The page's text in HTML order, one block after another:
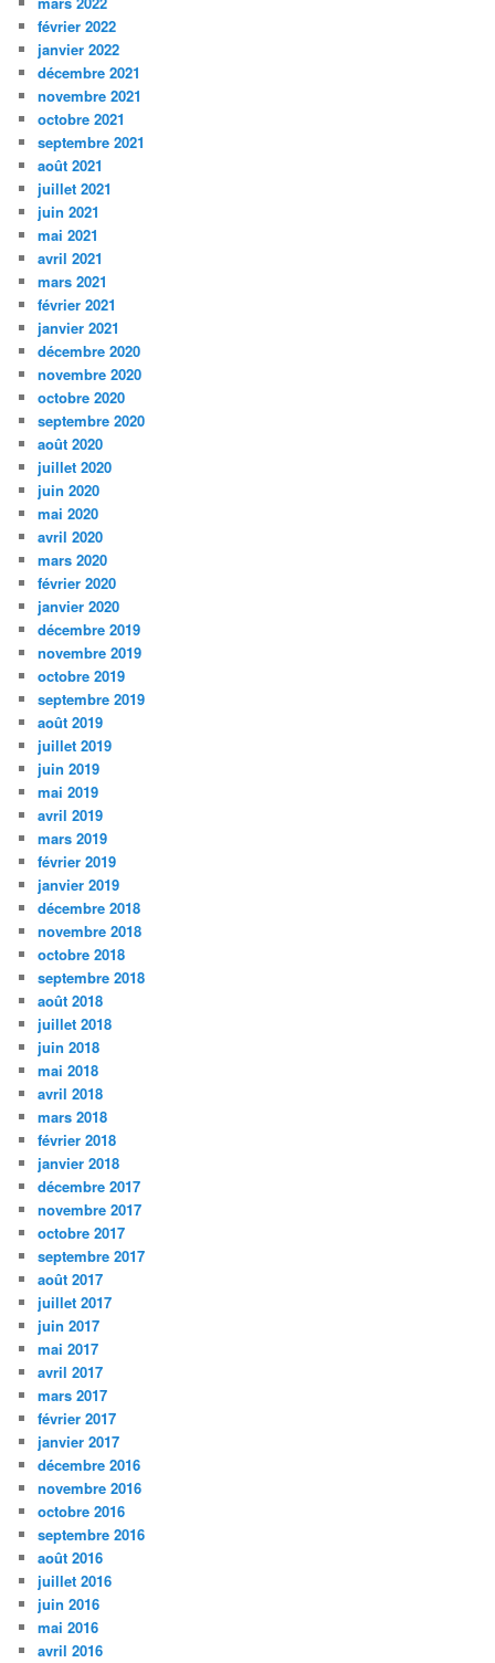
février 2022
janvier 2022
décembre 2021
novembre 2021
octobre 2021
septembre 2021
août 2021
juillet 2021
juin 2021
mai 2021
avril 2021
mars 2021
février 2021
janvier 2021
décembre 2020
novembre 2020
octobre 2020
septembre 2020
août 2020
juillet 2020
juin 2020
mai 2020
avril 2020
mars 2020
février 2020
janvier 2020
décembre 2019
novembre 2019
octobre 2019
septembre 2019
août 2019
juillet 2019
juin 2019
mai 2019
avril 2019
mars 2019
février 2019
janvier 2019
décembre 2018
novembre 2018
octobre 2018
septembre 2018
août 2018
juillet 2018
juin 2018
mai 2018
avril 2018
mars 2018
février 2018
janvier 2018
décembre 2017
novembre 2017
octobre 2017
septembre 2017
août 2017
juillet 2017
juin 2017
mai 2017
avril 2017
mars 2017
février 2017
janvier 2017
décembre 2016
novembre 2016
octobre 2016
septembre 2016
août 2016
juillet 2016
juin 2016
mai 2016
avril 2016